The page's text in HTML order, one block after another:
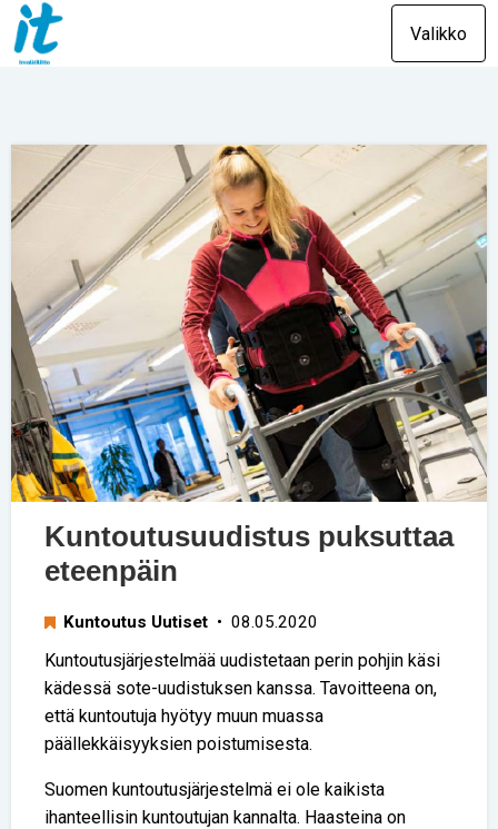
Valikko
Kuntoutusuudistus puksuttaa
eteenpäin
Kuntoutus Uutiset • 08.05.2020
Kuntoutusjärjestelmää uudistetaan perin pohjin käsi
kädessä sote-uudistuksen kanssa. Tavoitteena on,
että kuntoutuja hyötyy muun muassa
päällekkäisyyksien poistumisesta.
Suomen kuntoutusjärjestelmä ei ole kaikista
ihanteellisin kuntoutujan kannalta. Haasteina on